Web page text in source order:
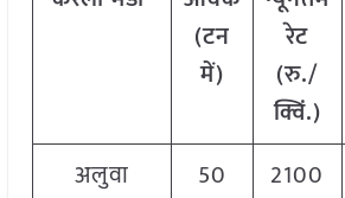
(टन
में)
रेट
(रु./
क्विं.)
अलुवा
50 2100